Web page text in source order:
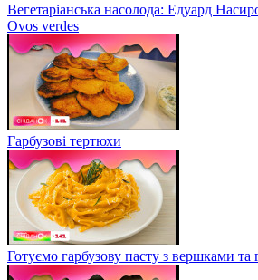
Вегетаріанська насолода: Едуард
Ovos verdes
Гарбузові тертюхи
Готуємо гарбузову пасту з вершками та